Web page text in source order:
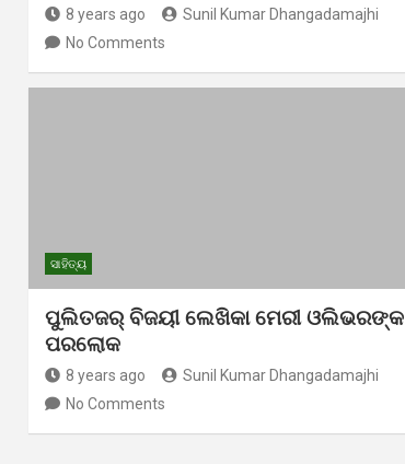
8 years ago
Sunil Kumar Dhangadamajhi
No Comments
ସାହିତ୍ୟ
ପୁଲିତଜର୍ ବିଜୟୀ ଲେଖିକା ମେରୀ ଓଲିଭରଙ୍କ
ପରଲୋକ
8 years ago
Sunil Kumar Dhangadamajhi
No Comments